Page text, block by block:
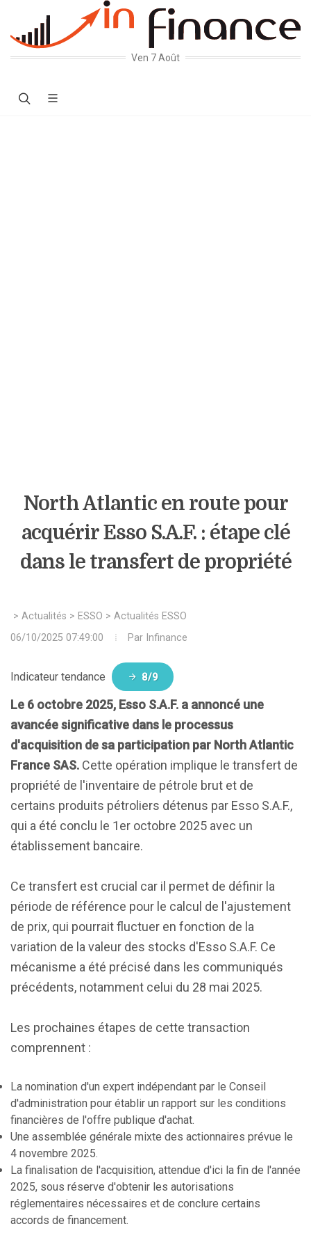
Ven 7 Août
North Atlantic en route pour
acquérir Esso S.A.F. : étape clé
dans le transfert de propriété
> Actualités > ESSO > Actualités ESSO
06/10/2025 07:49:00
Par Infinance
Indicateur tendance 8/9
Le 6 octobre 2025, Esso S.A.F. a annoncé une
avancée significative dans le processus
d'acquisition de sa participation par North Atlantic
France SAS. Cette opération implique le transfert de
propriété de l'inventaire de pétrole brut et de
certains produits pétroliers détenus par Esso S.A.F.,
qui a été conclu le 1er octobre 2025 avec un
établissement bancaire.
Ce transfert est crucial car il permet de définir la
période de référence pour le calcul de l'ajustement
de prix, qui pourrait fluctuer en fonction de la
variation de la valeur des stocks d'Esso S.A.F. Ce
mécanisme a été précisé dans les communiqués
précédents, notamment celui du 28 mai 2025.
Les prochaines étapes de cette transaction
comprennent :
La nomination d'un expert indépendant par le Conseil
d'administration pour établir un rapport sur les conditions
financières de l'offre publique d'achat.
Une assemblée générale mixte des actionnaires prévue le
4 novembre 2025.
La finalisation de l'acquisition, attendue d'ici la fin de l'année
2025, sous réserve d'obtenir les autorisations
réglementaires nécessaires et de conclure certains
accords de financement.